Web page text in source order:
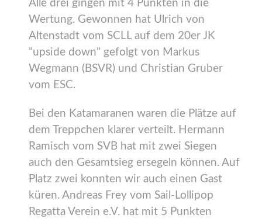
Alle drei gingen mit 4 Punkten in die
Wertung. Gewonnen hat Ulrich von
Altenstadt vom SCLL auf dem 20er JK
"upside down" gefolgt von Markus
Wegmann (BSVR) und Christian Gruber
vom ESC.
Bei den Katamaranen waren die Plätze auf
dem Treppchen klarer verteilt. Hermann
Ramisch vom SVB hat mit zwei Siegen
auch den Gesamtsieg ersegeln können. Auf
Platz zwei konnten wir auch einen Gast
küren. Andreas Frey vom Sail-Lollipop
Regatta Verein e.V. hat mit 5 Punkten